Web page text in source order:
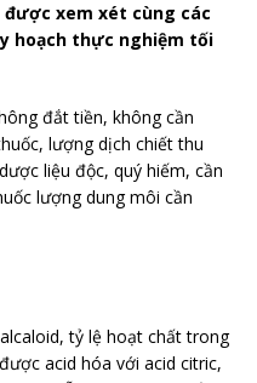
xem xét cùng các
hoạch thực nghiệm tối
đắt tiền, không cần
lượng dịch chiết thu
liệu độc, quý hiếm, cần
lượng dung môi cần
tỷ lệ hoạt chất trong
acid hóa với acid citric,